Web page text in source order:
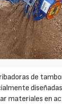
de
materiales en